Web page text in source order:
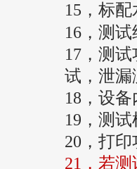
15， 标配
16， 测试
17， 测试
试，泄漏
18， 设备
19， 测试
20， 打印
21， 若测